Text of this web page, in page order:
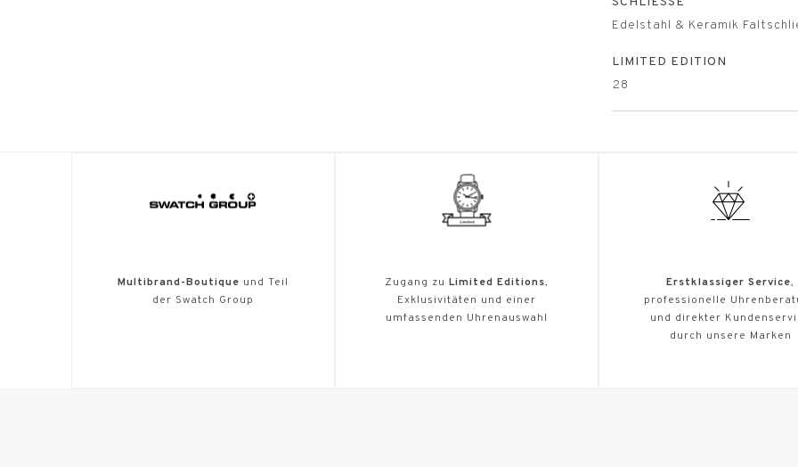
Edelstahl & Keramik
LIMITED EDITION
28
Multibrand-Boutique und Teil
der Swatch Group
Zugang zu Limited Editions,
Exklusivitäten und einer
umfassenden Uhrenauswahl
Erstklassiger Service,
professionelle
und direkter
durch unsere Marken